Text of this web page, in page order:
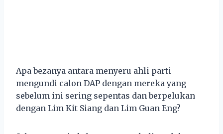
Apa bezanya antara menyeru ahli parti
mengundi calon DAP dengan mereka yang
sebelum ini sering sepentas dan berpelukan
dengan Lim Kit Siang dan Lim Guan Eng?